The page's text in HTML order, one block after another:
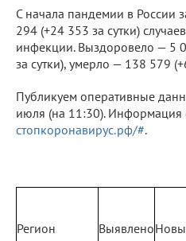
С начала пандемии в России
294 (+24 353 за сутки)
инфекции. Выздоровело — 5
за сутки), умерло — 138 579
Публикуем оперативные
июля (на 11:30). Информация
стопкоронавирус.рф/#.
Регион Выявлено